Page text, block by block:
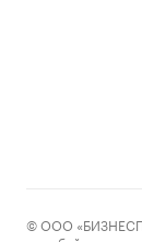
© ООО